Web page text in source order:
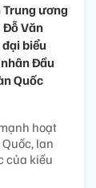
Trung ương
Đỗ Văn
biểu
Đầu
Quốc
hoạt
lan
của kiều